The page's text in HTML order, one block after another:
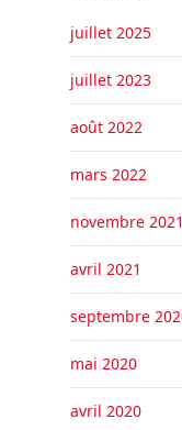
juillet 2025
juillet 2023
août 2022
mars 2022
novembre 2021
avril 2021
septembre
mai 2020
avril 2020